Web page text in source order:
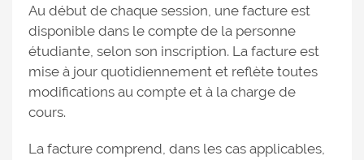
Au début de chaque session, une facture est
disponible dans le compte de la personne
étudiante, selon son inscription. La facture est
mise à jour quotidiennement et reflète toutes
modifications au compte et à la charge de
cours.
La facture comprend, dans les cas applicables,